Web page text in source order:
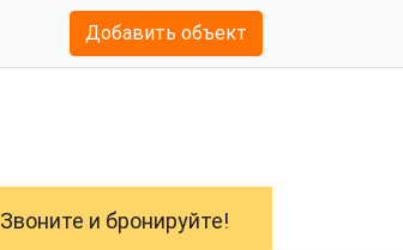
Добавить объект
Звоните и бронируйте!